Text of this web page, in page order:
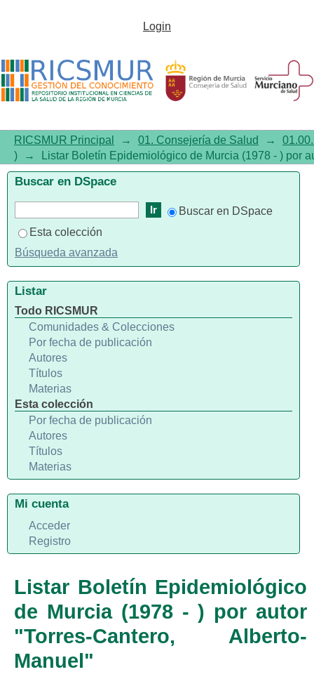
Listar Boletín Epidemiológico
"Torres-Cantero, Alberto-
Manuel"
Login
RICSMUR Principal → 01. Consejería de Salud →
)
→ Listar Boletín Epidemiológico de Murcia (1978 - ) por
Listar Boletín Epidemiológico
de Murcia (1978 - ) por autor
"Torres-Cantero, Alberto-
Manuel"
Buscar en DSpace
Buscar en DSpace
Esta colección
Búsqueda avanzada
Listar
Todo RICSMUR
Comunidades & Colecciones
Por fecha de publicación
Autores
Títulos
Materias
Esta colección
Por fecha de publicación
Autores
Títulos
Materias
Mi cuenta
Acceder
Registro